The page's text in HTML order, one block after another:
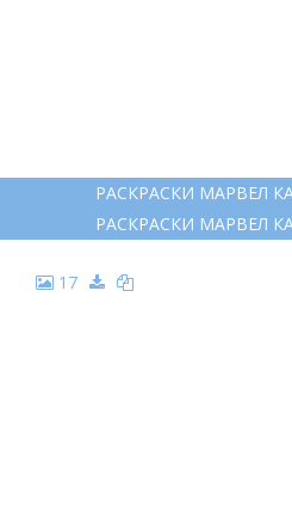
РАСКРАСКИ МАРВЕЛ
РАСКРАСКИ МАРВЕЛ
17